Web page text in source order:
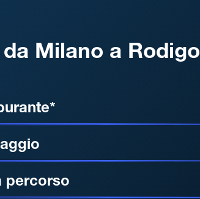
Milano a Rodigo
percorso